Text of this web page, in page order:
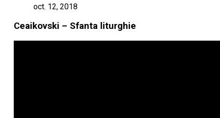
oct. 12, 2018
Ceaikovski – Sfanta liturghie